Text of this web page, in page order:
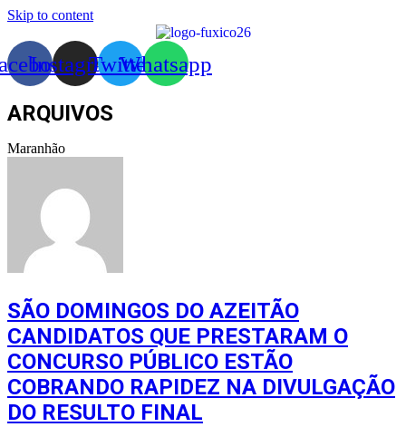
Skip to content
InstagramTwitterWhatsapp
ARQUIVOS
Maranhão
SÃO DOMINGOS DO AZEITÃO
CANDIDATOS QUE PRESTARAM O
CONCURSO PÚBLICO ESTÃO
COBRANDO RAPIDEZ NA DIVULGAÇÃO
DO RESULTO FINAL